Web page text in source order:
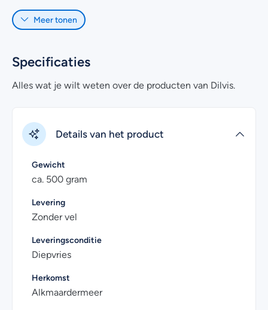
per 500 gram om de smaak en versheid te behouden.
Baarsfilets zonder huid? Kijk dan eens bij de
contact met ons opnemen. Wij helpen je graag!
Meer tonen
Specificaties
Alles wat je wilt weten over de producten van Dilvis.
Details van het product
Gewicht
ca. 500 gram
Levering
Zonder vel
Leveringsconditie
Diepvries
Herkomst
Alkmaardermeer